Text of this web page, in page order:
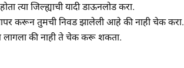
त्या जिल्ह्याची यादी डाऊनलोड करा.
करून तुमची निवड झालेली आहे की नाही चेक करा.
लागला की नाही ते चेक करू शकता.